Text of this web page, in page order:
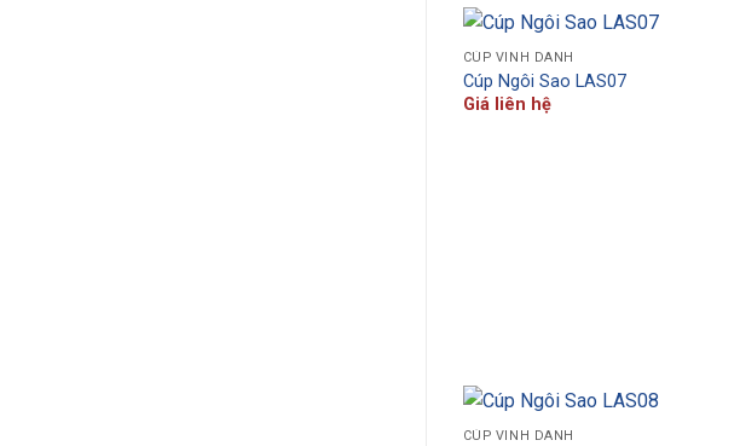
CÚP VINH DANH
Cúp Ngôi Sao LAS07
Giá liên hệ
CÚP VINH DANH